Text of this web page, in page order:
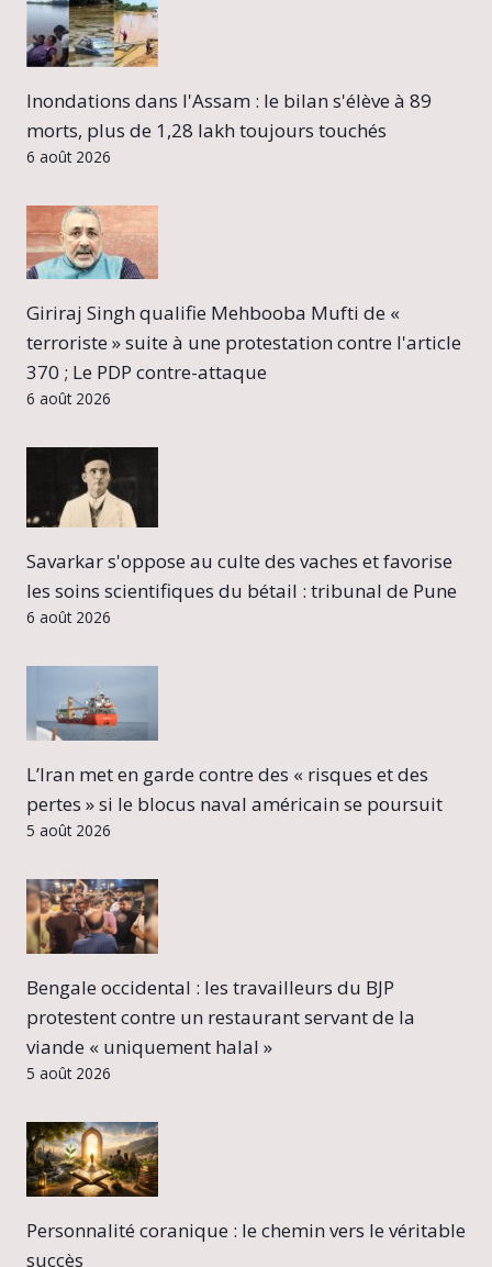
Inondations dans l'Assam : le bilan s'élève à 89
morts, plus de 1,28 lakh toujours touchés
6 août 2026
Giriraj Singh qualifie Mehbooba Mufti de «
terroriste » suite à une protestation contre l'article
370 ; Le PDP contre-attaque
6 août 2026
Savarkar s'oppose au culte des vaches et favorise
les soins scientifiques du bétail : tribunal de Pune
6 août 2026
L’Iran met en garde contre des « risques et des
pertes » si le blocus naval américain se poursuit
5 août 2026
Bengale occidental : les travailleurs du BJP
protestent contre un restaurant servant de la
viande « uniquement halal »
5 août 2026
Personnalité coranique : le chemin vers le véritable
succès